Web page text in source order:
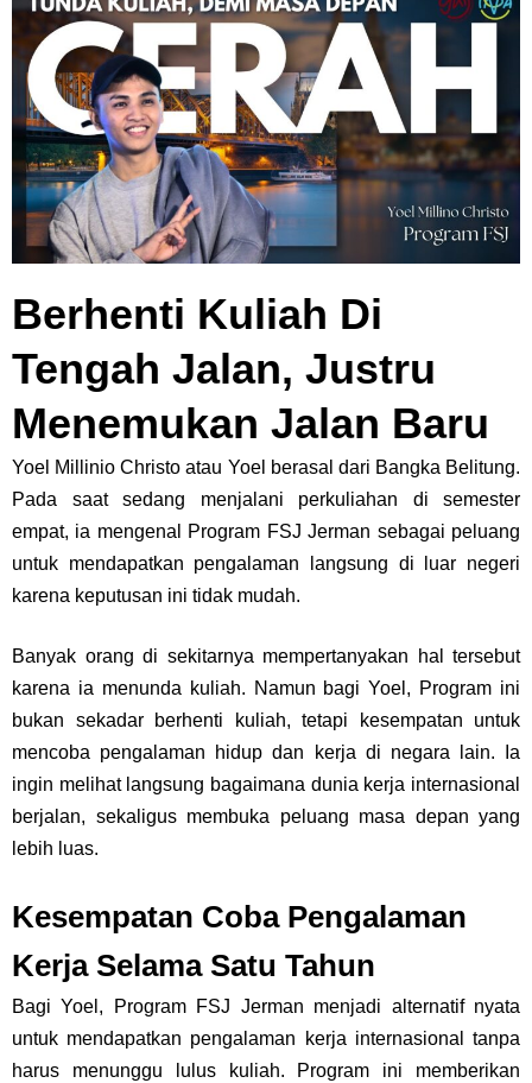
Berhenti Kuliah Di
Tengah Jalan, Justru
Menemukan Jalan Baru
Yoel Millinio Christo atau Yoel berasal dari Bangka Belitung.
Pada saat sedang menjalani perkuliahan di semester
empat, ia mengenal Program FSJ Jerman sebagai peluang
untuk mendapatkan pengalaman langsung di luar negeri
karena keputusan ini tidak mudah.
Banyak orang di sekitarnya mempertanyakan hal tersebut
karena ia menunda kuliah. Namun bagi Yoel, Program ini
bukan sekadar berhenti kuliah, tetapi kesempatan untuk
mencoba pengalaman hidup dan kerja di negara lain. Ia
ingin melihat langsung bagaimana dunia kerja internasional
berjalan, sekaligus membuka peluang masa depan yang
lebih luas.
Kesempatan Coba Pengalaman
Kerja Selama Satu Tahun
Bagi Yoel, Program FSJ Jerman menjadi alternatif nyata
untuk mendapatkan pengalaman kerja internasional tanpa
harus menunggu lulus kuliah. Program ini memberikan